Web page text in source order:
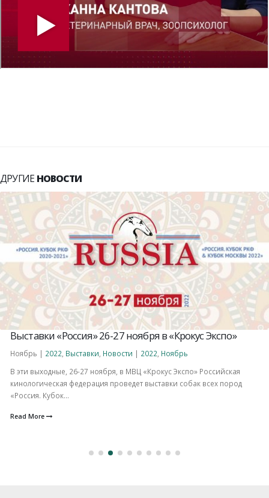
ДРУГИЕ НОВОСТИ
Выставки «Россия» 26-27 ноября в «Крокус Экспо»
Ноябрь | 2022 Выставки Новости | 2022 Ноябрь
В эти выходные, 26-27 ноября, в МВЦ «Крокус Экспо» Российская
кинологическая федерация проведет выставки собак всех пород
«Россия. Кубок...
Read More